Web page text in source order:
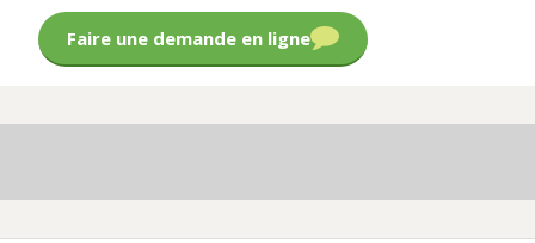
Faire une demande en ligne